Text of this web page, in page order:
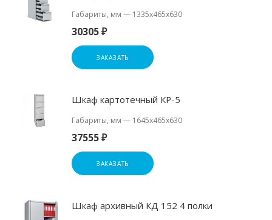
Габариты, мм — 1335х465х630
30305 ₽
ЗАКАЗАТЬ
Шкаф картотечный КР-5
Габариты, мм — 1645х465х630
37555 ₽
ЗАКАЗАТЬ
Шкаф архивный КД 152 4 полки